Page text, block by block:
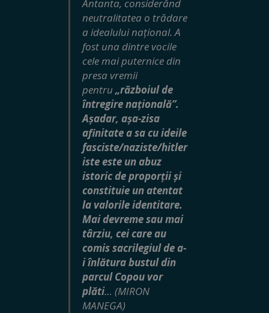
Antanta, considerând
neutralitatea o trădare
a idealului național. A
fost una dintre vocile
cele mai puternice din
presa vremii
pentru „războiul de
întregire națională”.
Așadar, așa-zisa
afinitate a sa cu ideile
fasciste/naziste/hitler
iste este un abuz
istoric de proporții și
constituie un atentat
la valorile identitare.
Mai devreme sau mai
târziu, cei care au
comis sacrilegiul de a-
i înlătura bustul din
parcul Copou vor
plăti… (MIRON
MANEGA)